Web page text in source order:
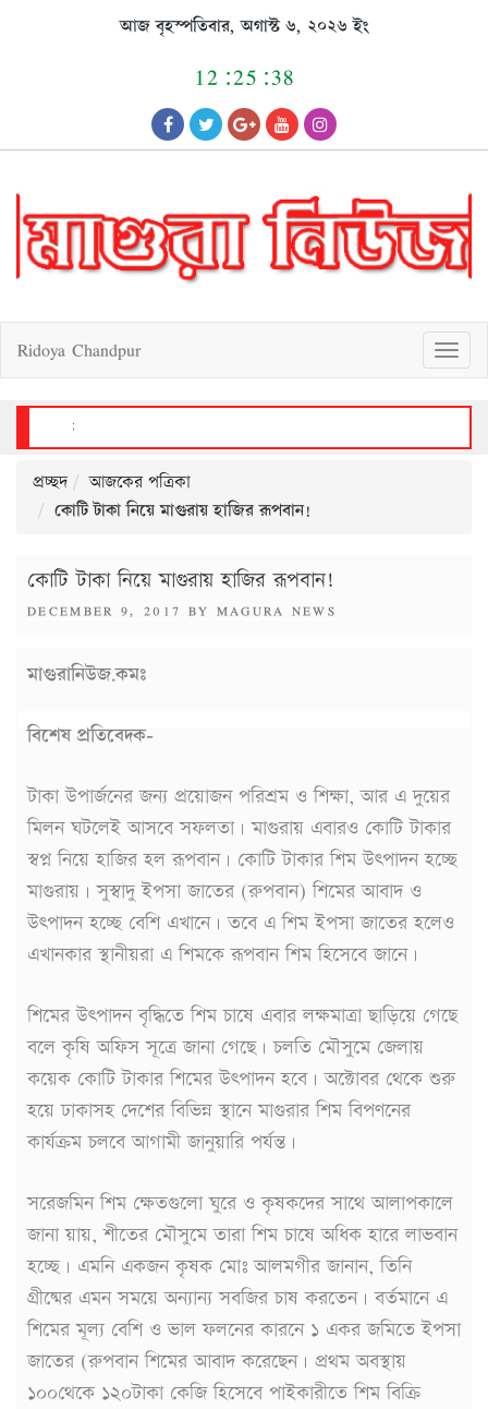
আজ বৃহস্পতিবার, অগাস্ট ৬, ২০২৬ ইং
12:25:38
T
o
g
g
l
a
t
Ridoya Chandpur
প্রচ্ছদ
আজকের পত্রিকা
কোটি টাকা নিয়ে মাগুরায় হাজির রূপবান!
কোটি টাকা নিয়ে মাগুরায় হাজির রূপবান!
POSTED
DECEMBER 9, 2017 BY MAGURA NEWS
মাগুরানিউজ.কমঃ
বিশেষ প্রতিবেদক-
টাকা উপার্জনের জন্য প্রয়োজন পরিশ্রম ও শিক্ষা, আর এ দুয়ের
মিলন ঘটলেই আসবে সফলতা। মাগুরায় এবারও কোটি টাকার
স্বপ্ন নিয়ে হাজির হল রূপবান। কোটি টাকার শিম উৎপাদন হচ্ছে
মাগুরায়। সুস্বাদু ইপসা জাতের (রুপবান) শিমের আবাদ ও
উৎপাদন হচ্ছে বেশি এখানে। তবে এ শিম ইপসা জাতের হলেও
এখানকার স্থানীয়রা এ শিমকে রূপবান শিম হিসেবে জানে।
শিমের উৎপাদন বৃদ্ধিতে শিম চাষে এবার লক্ষমাত্রা ছাড়িয়ে গেছে
বলে কৃষি অফিস সূত্রে জানা গেছে। চলতি মৌসুমে জেলায়
কয়েক কোটি টাকার শিমের উৎপাদন হবে। অক্টোবর থেকে শুরু
হয়ে ঢাকাসহ দেশের বিভিন্ন স্থানে মাগুরার শিম বিপণনের
কার্যক্রম চলবে আগামী জানুয়ারি পর্যন্ত।
সরেজমিন শিম ক্ষেতগুলো ঘুরে ও কৃষকদের সাথে আলাপকালে
জানা য়ায়, শীতের মৌসুমে তারা শিম চাষে অধিক হারে লাভবান
হচ্ছে। এমনি একজন কৃষক মোঃ আলমগীর জানান, তিনি
গ্রীষ্মের এমন সময়ে অন্যান্য সবজির চাষ করতেন। বর্তমানে এ
শিমের মূল্য বেশি ও ভাল ফলনের কারনে ১ একর জমিতে ইপসা
জাতের (রুপবান শিমের আবাদ করেছেন। প্রথম অবস্থায়
১০০থেকে ১২০টাকা কেজি হিসেবে পাইকারীতে শিম বিক্রি